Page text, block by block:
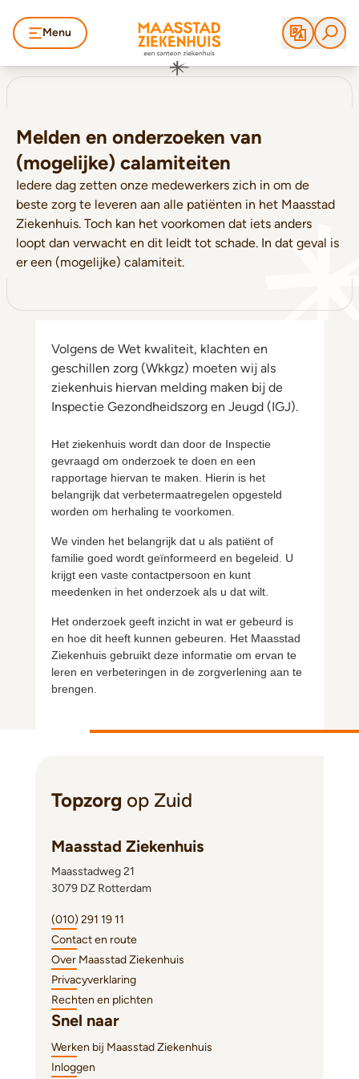
Menu
Melden en onderzoeken van
(mogelijke) calamiteiten
Iedere dag zetten onze medewerkers zich in om de
beste zorg te leveren aan alle patiënten in het Maasstad
Ziekenhuis. Toch kan het voorkomen dat iets anders
loopt dan verwacht en dit leidt tot schade. In dat geval is
er een (mogelijke) calamiteit.
Volgens de Wet kwaliteit, klachten en
geschillen zorg (Wkkgz) moeten wij als
ziekenhuis hiervan melding maken bij de
Inspectie Gezondheidszorg en Jeugd (IGJ).
Het ziekenhuis wordt dan door de Inspectie
gevraagd om onderzoek te doen en een
rapportage hiervan te maken. Hierin is het
belangrijk dat verbetermaatregelen opgesteld
worden om herhaling te voorkomen.
We vinden het belangrijk dat u als patiënt of
familie goed wordt geïnformeerd en begeleid. U
krijgt een vaste contactpersoon en kunt
meedenken in het onderzoek als u dat wilt.
Het onderzoek geeft inzicht in wat er gebeurd is
en hoe dit heeft kunnen gebeuren. Het Maasstad
Ziekenhuis gebruikt deze informatie om ervan te
leren en verbeteringen in de zorgverlening aan te
brengen.
Topzorg op Zuid
Maasstad Ziekenhuis
Maasstadweg 21
3079 DZ Rotterdam
(010) 291 19 11
Contact en route
Over Maasstad Ziekenhuis
Privacyverklaring
Rechten en plichten
Snel naar
Werken bij Maasstad Ziekenhuis
Inloggen